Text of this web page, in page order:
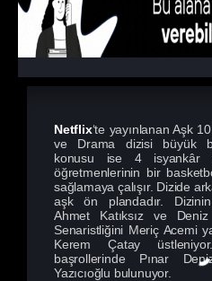
Netflix‘te yayınlanan Aşk
ve Drama dizisi büyük
konusu ise 4 isyankâr
öğretmenlerinin bir
sağlamaya çalışır. Dizide
aşk ön plandadır.
Ahmet Katıksız ve
Senaristliğini Meriç Acemi
Kerem Çatay
başrollerinde Pınar
Yazıcıoğlu bulunuyor.